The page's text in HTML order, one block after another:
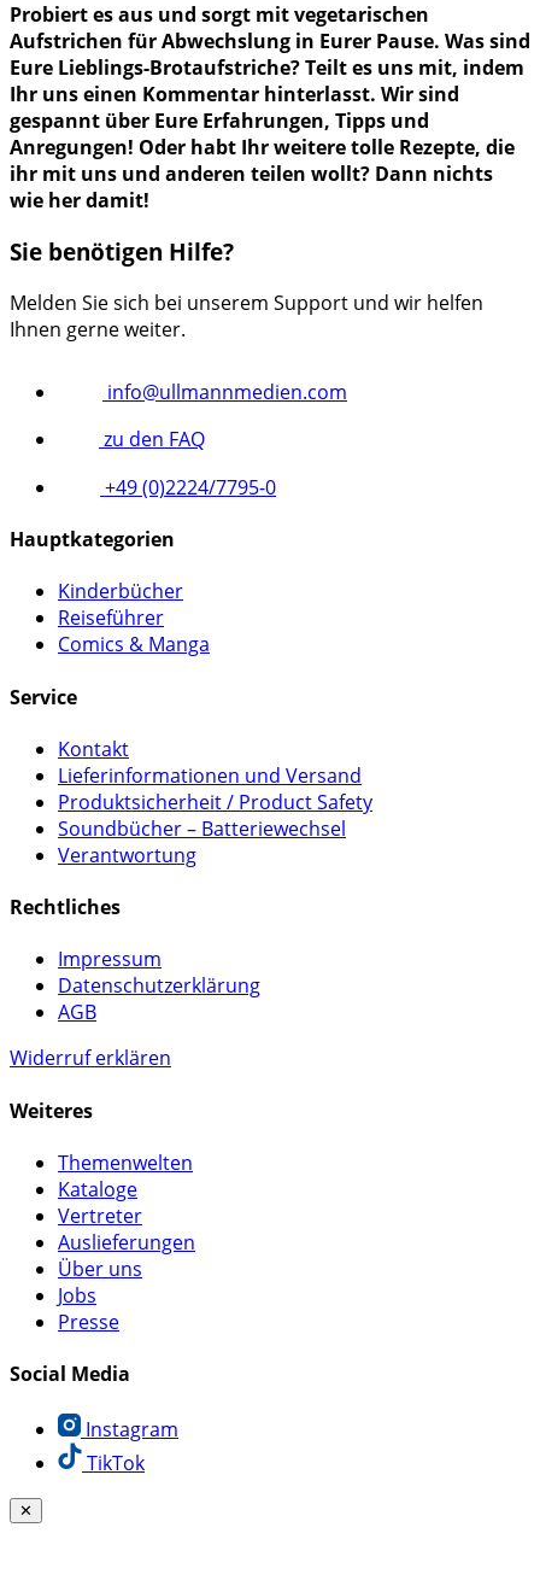
Probiert es aus und sorgt mit vegetarischen
Aufstrichen für Abwechslung in Eurer Pause. Was sind
Eure Lieblings-Brotaufstriche? Teilt es uns mit, indem
Ihr uns einen Kommentar hinterlasst. Wir sind
gespannt über Eure Erfahrungen, Tipps und
Anregungen! Oder habt Ihr weitere tolle Rezepte, die
ihr mit uns und anderen teilen wollt? Dann nichts
wie her damit!
Sie benötigen Hilfe?
Melden Sie sich bei unserem Support und wir helfen
Ihnen gerne weiter.
info@ullmannmedien.com
zu den FAQ
+49 (0)2224/7795-0
Hauptkategorien
Kinderbücher
Reiseführer
Comics & Manga
Service
Kontakt
Lieferinformationen und Versand
Produktsicherheit / Product Safety
Soundbücher – Batteriewechsel
Verantwortung
Rechtliches
Impressum
Datenschutzerklärung
AGB
Widerruf erklären
Weiteres
Themenwelten
Kataloge
Vertreter
Auslieferungen
Über uns
Jobs
Presse
Social Media
Instagram
TikTok
✕